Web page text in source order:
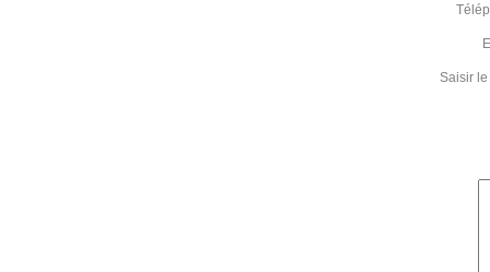
Saisir